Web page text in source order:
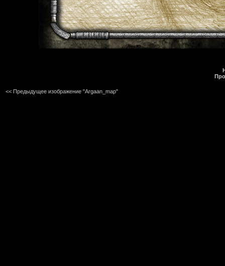
<< Предыдущее изображение "Argaan_map"